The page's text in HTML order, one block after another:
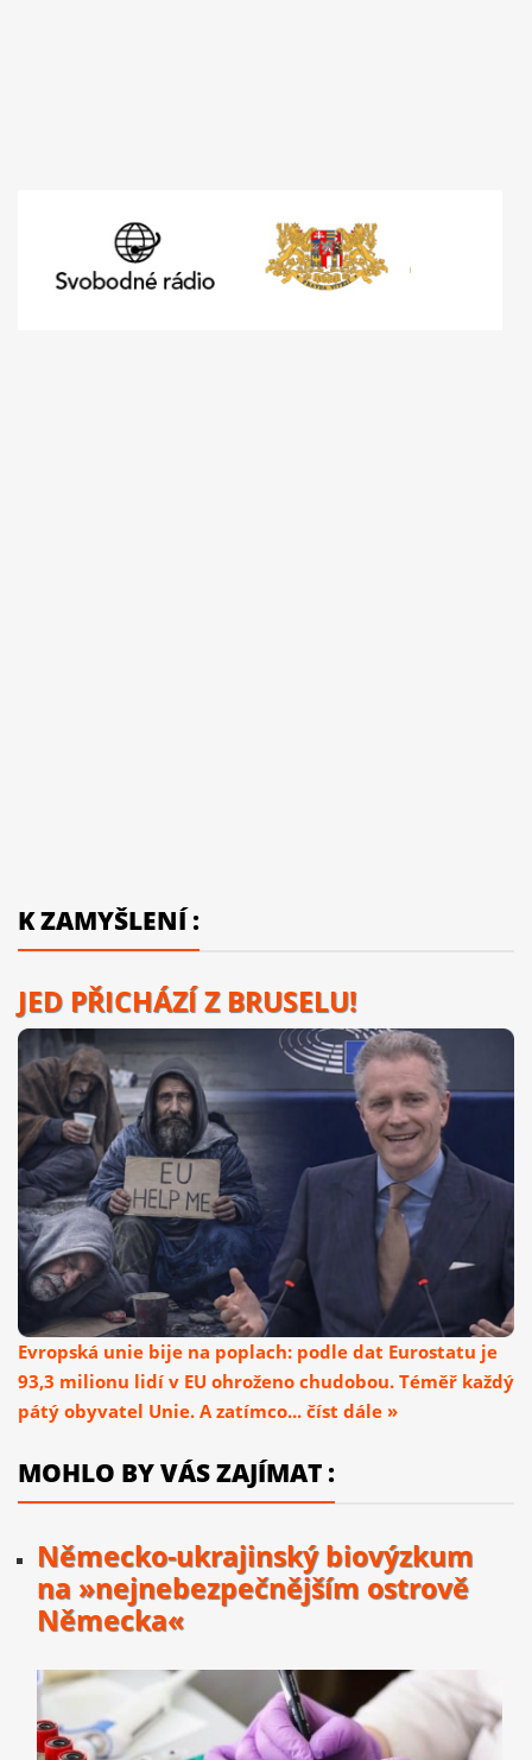
K ZAMYŠLENÍ :
JED PŘICHÁZÍ Z BRUSELU!
Evropská unie bije na poplach: podle dat Eurostatu je
93,3 milionu lidí v EU ohroženo chudobou. Téměř každý
pátý obyvatel Unie. A zatímco... číst dále »
MOHLO BY VÁS ZAJÍMAT :
Německo-ukrajinský biovýzkum
na »nejnebezpečnějším ostrově
Německa«